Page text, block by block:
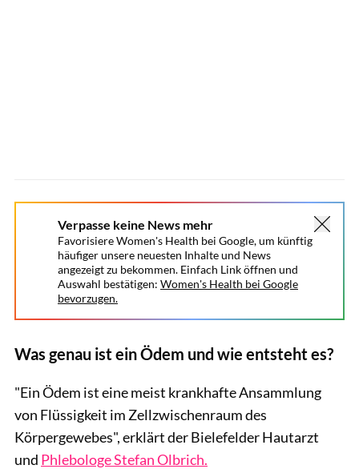
Verpasse keine News mehr
Favorisiere Women's Health bei Google, um künftig
häufiger unsere neuesten Inhalte und News
angezeigt zu bekommen. Einfach Link öffnen und
Auswahl bestätigen: Women's Health bei Google
bevorzugen.
Was genau ist ein Ödem und wie entsteht es?
"Ein Ödem ist eine meist krankhafte Ansammlung
von Flüssigkeit im Zellzwischenraum des
Körpergewebes", erklärt der Bielefelder Hautarzt
und Phlebologe Stefan Olbrich.